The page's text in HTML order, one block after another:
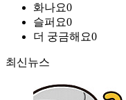
화나요0
슬퍼요0
더 궁금해요0
최신뉴스